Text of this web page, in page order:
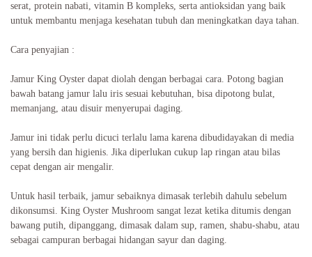
serat, protein nabati, vitamin B kompleks, serta antioksidan yang baik
untuk membantu menjaga kesehatan tubuh dan meningkatkan daya tahan.
Cara penyajian :
Jamur King Oyster dapat diolah dengan berbagai cara. Potong bagian
bawah batang jamur lalu iris sesuai kebutuhan, bisa dipotong bulat,
memanjang, atau disuir menyerupai daging.
Jamur ini tidak perlu dicuci terlalu lama karena dibudidayakan di media
yang bersih dan higienis. Jika diperlukan cukup lap ringan atau bilas
cepat dengan air mengalir.
Untuk hasil terbaik, jamur sebaiknya dimasak terlebih dahulu sebelum
dikonsumsi. King Oyster Mushroom sangat lezat ketika ditumis dengan
bawang putih, dipanggang, dimasak dalam sup, ramen, shabu-shabu, atau
sebagai campuran berbagai hidangan sayur dan daging.